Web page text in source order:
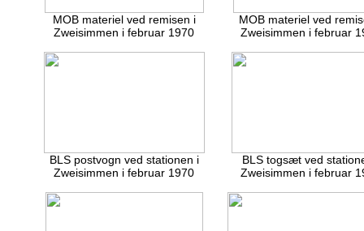
MOB materiel ved remisen i
Zweisimmen i februar 1970
MOB materiel ved
Zweisimmen i februar
BLS postvogn ved stationen i
Zweisimmen i februar 1970
BLS togsæt ved
Zweisimmen i februar